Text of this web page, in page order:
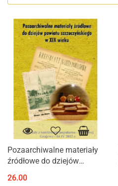
Pozaarchiwalne materiały
źródłowe do dziejów
w XIX wieku
26.00